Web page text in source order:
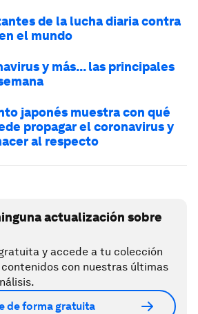
de la lucha diaria contra
el mundo
y más... las principales
japonés muestra con qué
propagar el coronavirus y
al respecto
actualización sobre
y accede a tu colección
con nuestras últimas
de forma gratuita